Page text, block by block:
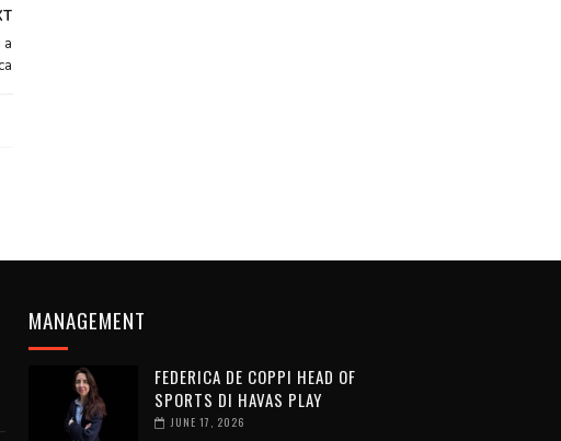
MANAGEMENT
FEDERICA DE COPPI HEAD OF
SPORTS DI HAVAS PLAY
JUNE 17, 2026